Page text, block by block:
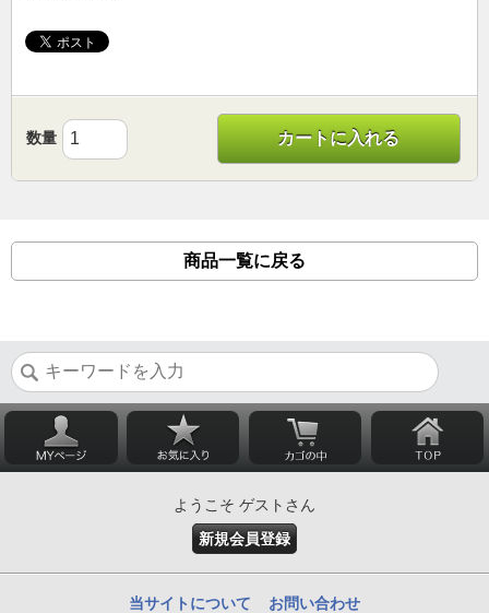
数量 カートに入れる
商品一覧に戻る
ようこそ ゲストさん
新規会員登録
当サイトについて お問い合わせ